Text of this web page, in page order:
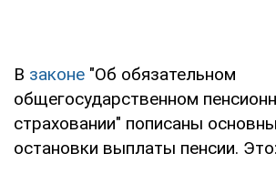
В законе "Об обязательном
общегосударственном
страховании" пописаны
остановки выплаты пенсии. Это: